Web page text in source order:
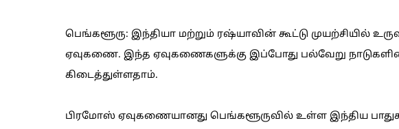
பெங்களூரு: இந்தியா மற்றும் ரஷ்யாவின் கூட்டு முயற்சியில்
ஏவுகணை. இந்த ஏவுகணைகளுக்கு இப்போது பல்வேறு
கிடைத்துள்ளதாம்.
பிரமோஸ் ஏவுகணையானது பெங்களூருவில் உள்ள இந்திய